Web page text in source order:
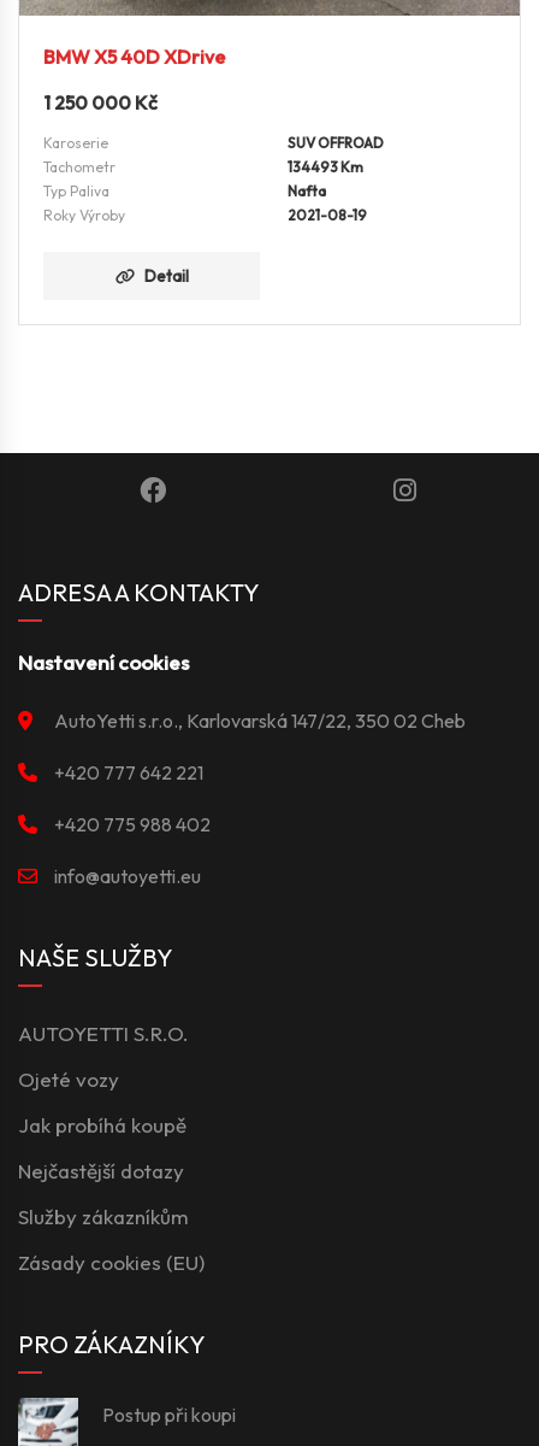
BMW X5 40D XDrive
1 250 000 Kč
Karoserie
SUV OFFROAD
Tachometr
134493 Km
Typ Paliva
Nafta
Roky Výroby
2021-08-19
Detail
ADRESA A KONTAKTY
Nastavení cookies
AutoYetti s.r.o., Karlovarská 147/22, 350 02 Cheb
+420 777 642 221
+420 775 988 402
info@autoyetti.eu
NAŠE SLUŽBY
AUTOYETTI S.R.O.
Ojeté vozy
Jak probíhá koupě
Nejčastější dotazy
Služby zákazníkům
Zásady cookies (EU)
PRO ZÁKAZNÍKY
Postup při koupi